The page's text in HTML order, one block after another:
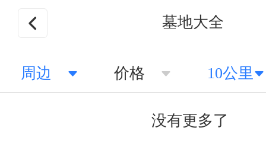
墓地大全
周边 价格 10公里
没有更多了